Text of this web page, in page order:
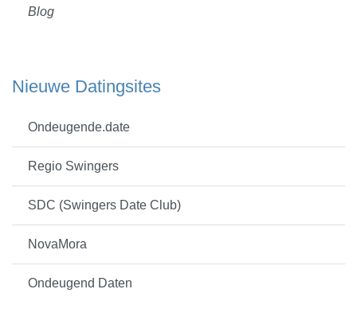
Blog
Nieuwe Datingsites
Ondeugende.date
Regio Swingers
SDC (Swingers Date Club)
NovaMora
Ondeugend Daten